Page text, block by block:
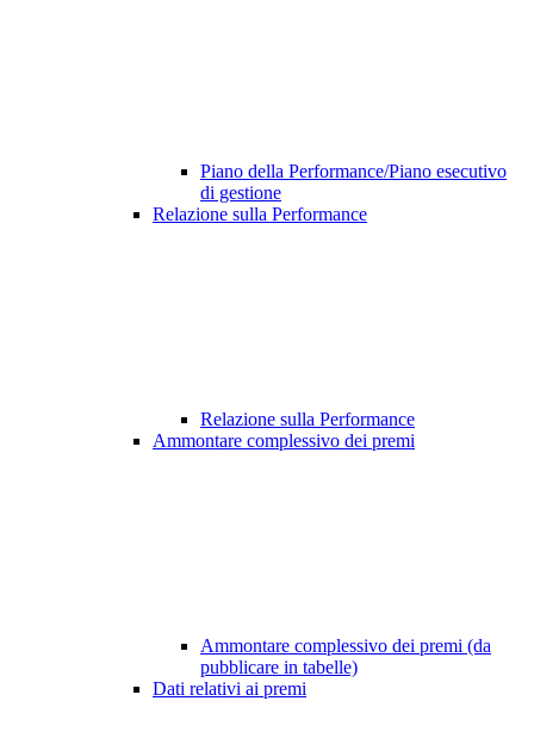
Piano della Performance/Piano esecutivo
di gestione
Relazione sulla Performance
Relazione sulla Performance
Ammontare complessivo dei premi
Ammontare complessivo dei premi (da
pubblicare in tabelle)
Dati relativi ai premi